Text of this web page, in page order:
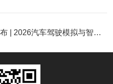
重磅议程正式公布 | 2026汽车驾驶模拟与智能座舱技术研讨会，开启报名！